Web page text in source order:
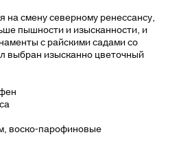
смену северному ренессансу,
пышности и изысканности, и
с райскими садами со
выбран изысканно цветочный
воско-парофиновые